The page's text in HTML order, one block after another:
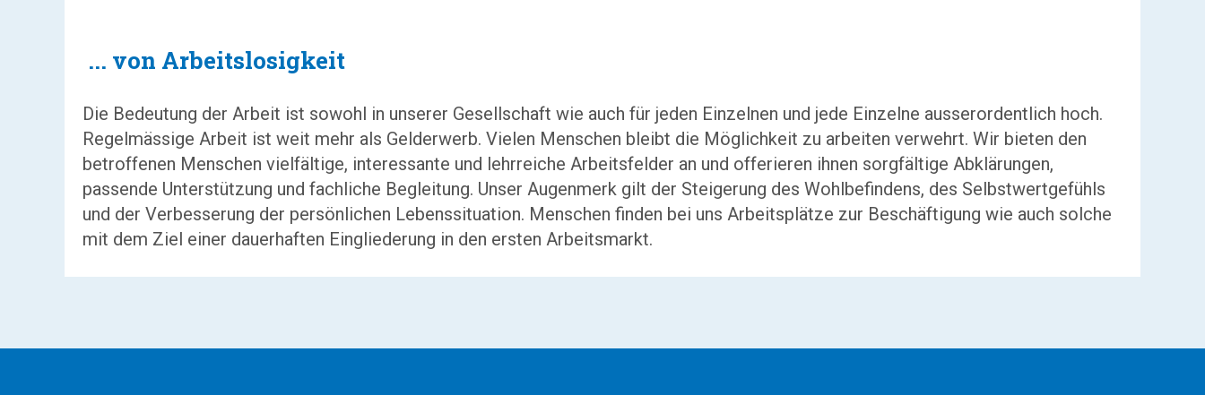
... von Arbeitslosigkeit
Die Bedeutung der Arbeit ist sowohl in unserer Gesellschaft wie auch für jeden Einzelnen und jede Einzelne ausserordentlich hoch.
Regelmässige Arbeit ist weit mehr als Gelderwerb. Vielen Menschen bleibt die Möglichkeit zu arbeiten verwehrt. Wir bieten den
betroffenen Menschen vielfältige, interessante und lehrreiche Arbeitsfelder an und offerieren ihnen sorgfältige Abklärungen,
passende Unterstützung und fachliche Begleitung. Unser Augenmerk gilt der Steigerung des Wohlbefindens, des Selbstwertgefühls
und der Verbesserung der persönlichen Lebenssituation. Menschen finden bei uns Arbeitsplätze zur Beschäftigung wie auch solche
mit dem Ziel einer dauerhaften Eingliederung in den ersten Arbeitsmarkt.